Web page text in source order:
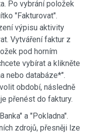
Po vybrání položek
"Fakturovat".
výpisu aktivity
Vytváření faktur z
pod horním
vybírat a klikněte
nebo databáze*".
období, následně
přenést do faktury.
a "Pokladna".
zdrojů, přesněji lze